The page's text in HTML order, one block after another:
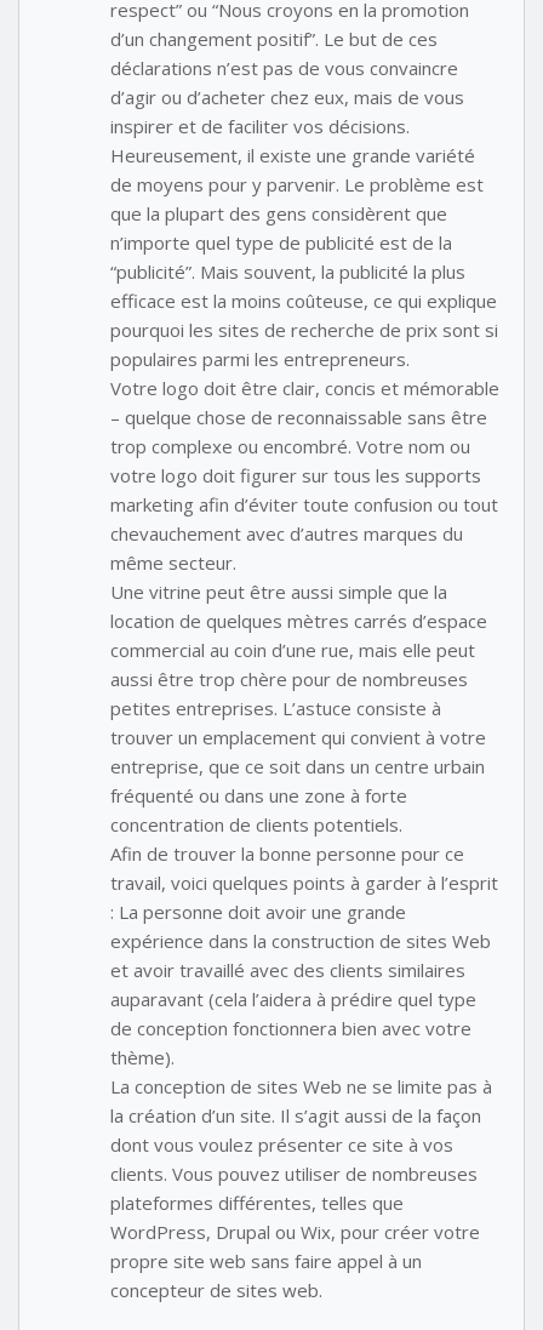
respect” ou “Nous croyons en la promotion
d’un changement positif”. Le but de ces
déclarations n’est pas de vous convaincre
d’agir ou d’acheter chez eux, mais de vous
inspirer et de faciliter vos décisions.
Heureusement, il existe une grande variété
de moyens pour y parvenir. Le problème est
que la plupart des gens considèrent que
n’importe quel type de publicité est de la
“publicité”. Mais souvent, la publicité la plus
efficace est la moins coûteuse, ce qui explique
pourquoi les sites de recherche de prix sont si
populaires parmi les entrepreneurs.
Votre logo doit être clair, concis et mémorable
– quelque chose de reconnaissable sans être
trop complexe ou encombré. Votre nom ou
votre logo doit figurer sur tous les supports
marketing afin d’éviter toute confusion ou tout
chevauchement avec d’autres marques du
même secteur.
Une vitrine peut être aussi simple que la
location de quelques mètres carrés d’espace
commercial au coin d’une rue, mais elle peut
aussi être trop chère pour de nombreuses
petites entreprises. L’astuce consiste à
trouver un emplacement qui convient à votre
entreprise, que ce soit dans un centre urbain
fréquenté ou dans une zone à forte
concentration de clients potentiels.
Afin de trouver la bonne personne pour ce
travail, voici quelques points à garder à l’esprit
: La personne doit avoir une grande
expérience dans la construction de sites Web
et avoir travaillé avec des clients similaires
auparavant (cela l’aidera à prédire quel type
de conception fonctionnera bien avec votre
thème).
La conception de sites Web ne se limite pas à
la création d’un site. Il s’agit aussi de la façon
dont vous voulez présenter ce site à vos
clients. Vous pouvez utiliser de nombreuses
plateformes différentes, telles que
WordPress, Drupal ou Wix, pour créer votre
propre site web sans faire appel à un
concepteur de sites web.